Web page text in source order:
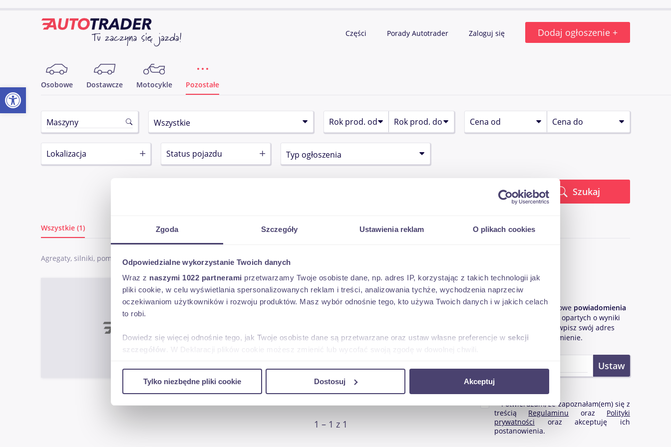
Zgoda Szczegóły Ustawienia reklam O plikach cookies
Odpowiedzialne wykorzystanie Twoich danych
Wraz z naszymi 1022 partnerami przetwarzamy Twoje osobiste dane, np. adres IP, korzystając z takich technologii jak
pliki cookie, w celu wyświetlania spersonalizowanych reklam i treści, analizowania tychże, wychodzenia naprzeciw
oczekiwaniom użytkowników i rozwoju produktów. Masz wybór odnośnie tego, kto używa Twoich danych i w jakich celach
to robi.
Dowiedz się więcej odnośnie tego, jak Twoje osobiste dane są przetwarzane oraz ustaw własne preferencje w sekcji
szczegółów . W Deklaracji plików cookie możesz zmienić lub wycofać swoją zgodę w dowolnej chwili.
ruch w naszej witrynie. Informacje o tym, jak korzystasz z naszej witryny, udostępniamy partnerom społecznościowym,
Tylko niezbędne pliki cookie Dostosuj Akceptuj
Części Porady Autotrader Zaloguj się Dodaj ogłoszenie +
Osobowe Dostawcze Motocykle Pozostałe
Lokalizacja Status pojazdu
Szukaj
Wszystkie (1)
Agregaty, silniki, pompy
KAESER KOMPRESOR TYLKO 1129MTH
2007r.
13 500 PLN
netto
2007
1 – 1 z 1
Bądź na bieżąco!
Chcąc otrzymywać mailowe powiadomienia
opartych o wyniki
Twojego wyszukiwania wpisz swój adres
e-mail i ustaw powiadomienie.
Potwierdzam, że zapoznałam(em) się z
treścią Regulaminu oraz Polityki
prywatności oraz akceptuję ich
postanowienia.
Otwórz pasek narzędzi